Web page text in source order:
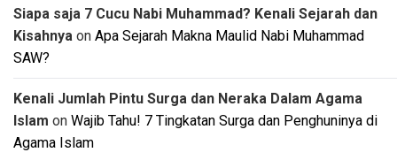
Siapa saja 7 Cucu Nabi Muhammad? Kenali Sejarah dan
Kisahnya on Apa Sejarah Makna Maulid Nabi Muhammad
SAW?
Kenali Jumlah Pintu Surga dan Neraka Dalam Agama
Islam on Wajib Tahu! 7 Tingkatan Surga dan Penghuninya di
Agama Islam